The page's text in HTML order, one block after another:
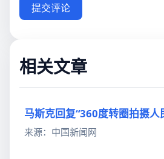
提交评论
相关文章
马斯克回复“360度转圈拍摄人
来源：中国新闻网